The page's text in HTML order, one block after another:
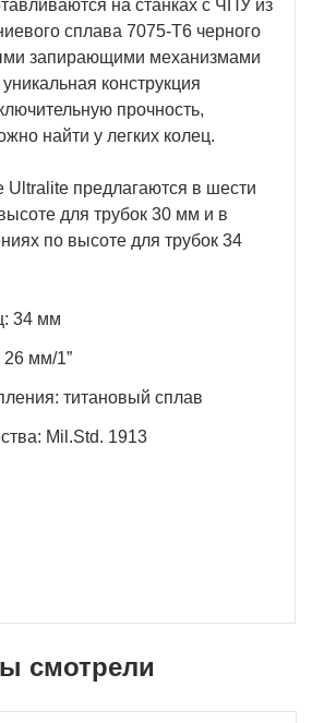
на станках с ЧПУ из
сплава 7075-T6 черного
запирающими механизмами
конструкция
прочность,
найти у легких колец.
Ultralite предлагаются в шести
для трубок 30 мм и в
по высоте для трубок 34
34 мм
26 мм/1”
титановый сплав
Mil.Std. 1913
смотрели